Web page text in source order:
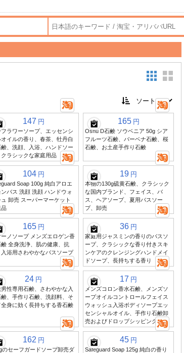
147 円
フラワーソープ、エッセンシ
オイルの香り、春茶、牡丹白
、洗顔、入浴、ハンドソー
クラシックな家庭用品
165 円
Oshu D石鹸 ソウベニア 50g シア
フルーツ石鹸、バーベナ石鹸、桜
石鹸、お土産手作り石鹸
104 円
Soap 100g 純白アロエ
ンバス 洗顔 洗顔 ハンドウォ
ュ 卸売 スーパーマーケット
品
19 円
本物の130g硫黄石鹸、クラシック
な国内ブランド、フェイス、バ
ス、ヘアソープ、夏用バスソー
プ、卸売
165 円
ーノソープ メンズエロゲン香
鹸 全身洗浄、肌の健康、抗
入浴用さわやかなバスソープ
36 円
家庭用ジャスミンの香りのバスソ
ープ、クラシックな香り付きスキ
ンケアのクレンジングハンドメイ
ドソープ、長持ちする香り
24 円
性専用石鹸、さわやかな入
、手作り石鹸、洗顔料、そ
全身に効く長持ちする香石鹸
17 円
メンズコロン香水石鹸、メンズソ
ープオイルコントロールフェイス
ウォッシュ入浴ボディソープエッ
センシャルオイル、手作り石鹸卸
売およびドロップシッピング
162 円
のセーフガードソープ卸売ダ
45 円
Safeguard Soap 125g 純白の香り